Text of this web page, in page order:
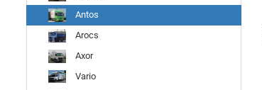
Antos
Arocs
Axor
Vario